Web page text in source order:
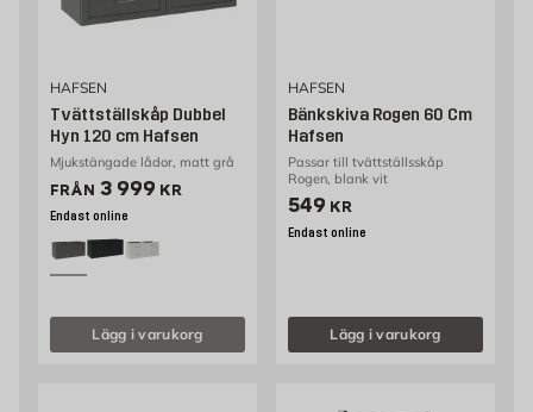
HAFSEN
Tvättställskåp Dubbel
Hyn 120 cm Hafsen
Mjukstängade lådor, matt grå
FRÅN Pris 3999 kr
3 999 KR
Endast online
Lägg i varukorg
HAFSEN
Bänkskiva Rogen 60 Cm
Hafsen
Passar till tvättställsskåp
Rogen, blank vit
Pris 549 kr
549 KR
Endast online
Lägg i varukorg